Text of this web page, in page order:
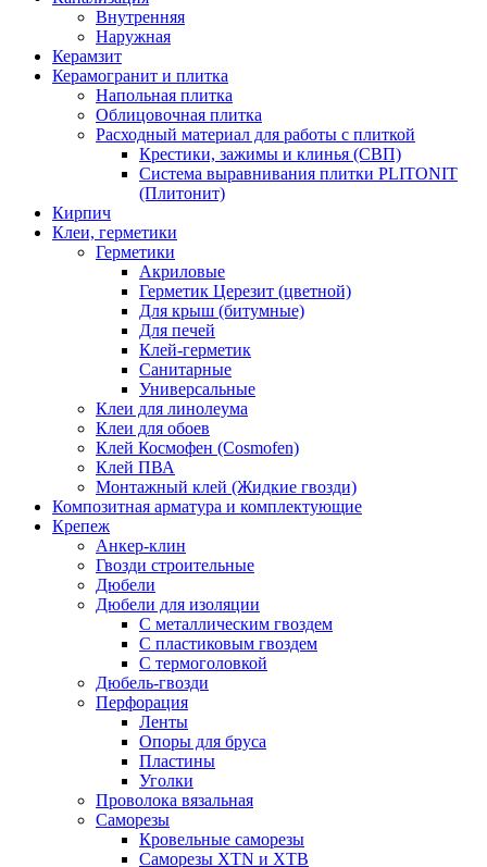
Внутренняя
Наружная
Керамзит
Керамогранит и плитка
Напольная плитка
Облицовочная плитка
Расходный материал для работы с плиткой
Крестики, зажимы и клинья (СВП)
Система выравнивания плитки PLITONIT
(Плитонит)
Кирпич
Клеи, герметики
Герметики
Акриловые
Герметик Церезит (цветной)
Для крыш (битумные)
Для печей
Клей-герметик
Санитарные
Универсальные
Клеи для линолеума
Клеи для обоев
Клей Космофен (Cosmofen)
Клей ПВА
Монтажный клей (Жидкие гвозди)
Композитная арматура и комплектующие
Крепеж
Анкер-клин
Гвозди строительные
Дюбели
Дюбели для изоляции
С металлическим гвоздем
С пластиковым гвоздем
С термоголовкой
Дюбель-гвозди
Перфорация
Ленты
Опоры для бруса
Пластины
Уголки
Проволока вязальная
Саморезы
Кровельные саморезы
Саморезы XTN и ХTB